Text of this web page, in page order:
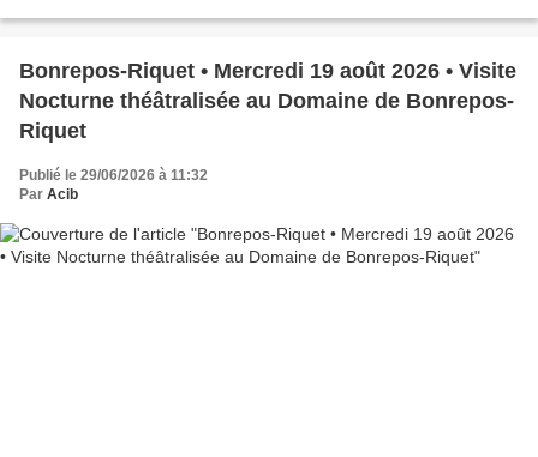
Bonrepos-Riquet • Mercredi 19 août 2026 • Visite
Nocturne théâtralisée au Domaine de Bonrepos-
Riquet
Publié le 29/06/2026 à 11:32
Par Acib